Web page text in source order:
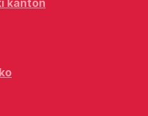
kanton